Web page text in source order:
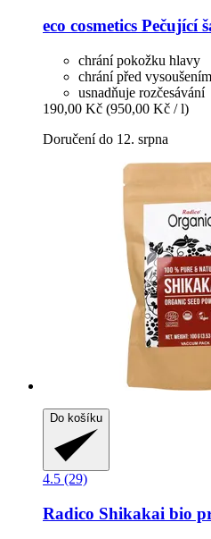
eco cosmetics Pečující
chrání pokožku hlavy
chrání před vysoušením
usnadňuje rozčesávání
190,00 Kč (950,00 Kč / l)
Doručení do 12. srpna
Do košíku
4.5 (29)
Radico Shikakai bio